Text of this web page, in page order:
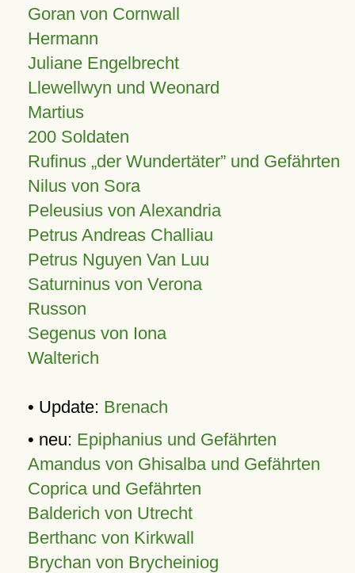
Goran von Cornwall
Hermann
Juliane Engelbrecht
Llewellwyn und Weonard
Martius
200 Soldaten
Rufinus „der Wundertäter” und Gefährten
Nilus von Sora
Peleusius von Alexandria
Petrus Andreas Challiau
Petrus Nguyen Van Luu
Saturninus von Verona
Russon
Segenus von Iona
Walterich
• Update: Brenach
• neu: Epiphanius und Gefährten
Amandus von Ghisalba und Gefährten
Coprica und Gefährten
Balderich von Utrecht
Berthanc von Kirkwall
Brychan von Brycheiniog